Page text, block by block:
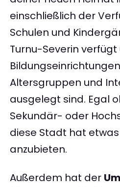
einschließlich der
Schulen und
Turnu-Severin
Altersgruppen und
ausgelegt sind. Egal
Sekundär- oder
diese Stadt hat
anzubieten.
Außerdem hat der